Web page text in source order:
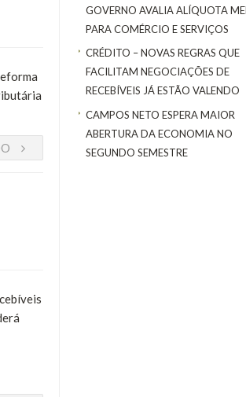
GOVERNO AVALIA ALÍQUOTA
PARA COMÉRCIO E SERVIÇOS
CRÉDITO – NOVAS REGRAS QUE
FACILITAM NEGOCIAÇÕES DE
RECEBÍVEIS JÁ ESTÃO VALENDO
CAMPOS NETO ESPERA MAIOR
ABERTURA DA ECONOMIA NO
SEGUNDO SEMESTRE